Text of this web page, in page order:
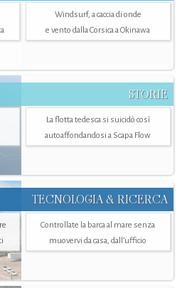
Windsurf, a caccia di onde
e vento dalla Corsica a Okinawa
STORIE
La flotta tedesca si suicidò così
autoaffondandosi a Scapa Flow
TECNOLOGIA & RICERCA
Controllate la barca al mare senza
muovervi da casa, dall’ufficio